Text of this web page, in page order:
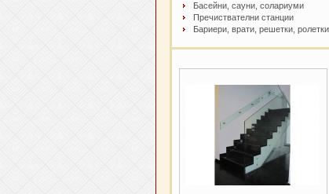
Басейни, сауни, солариуми
Пречиствателни станции
Бариери, врати, решетки, ролетки